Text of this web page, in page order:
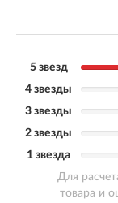
5 звезд
4 звезды
3 звезды
2 звезды
1 звезда
Для
товара и